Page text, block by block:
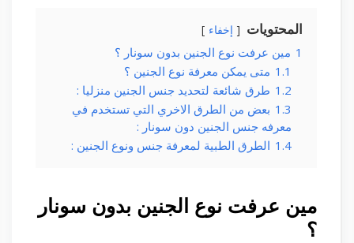
المحتويات إخفاء
1 مين عرفت نوع الجنين بدون سونار ؟
1.1 متى يمكن معرفة نوع الجنين ؟
1.2 طرق شائعة لتحديد جنس الجنين منزليا :
1.3 بعض من الطرق الاخري التي تستخدم في
معرفه جنس الجنين دون سونار :
1.4 الطرق الطبية لمعرفة جنس ونوع الجنين :
مين عرفت نوع الجنين بدون سونار
؟